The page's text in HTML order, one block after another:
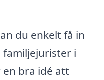
du enkelt få in
i
en bra idé att